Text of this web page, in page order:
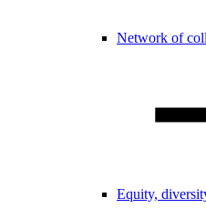
Network of
Equity,